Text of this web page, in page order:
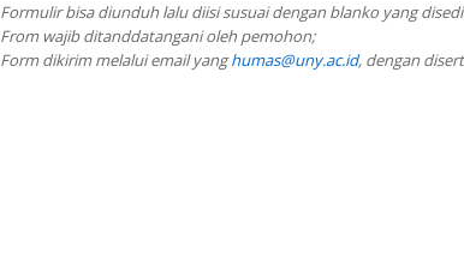
Formulir bisa diunduh lalu diisi susuai dengan blanko yang
From wajib ditanddatangani oleh pemohon;
Form dikirim melalui email yanghumas@uny.ac.id, dengan